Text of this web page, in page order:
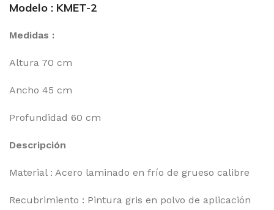
Modelo : KMET-2
Medidas :
Altura 70 cm
Ancho 45 cm
Profundidad 60 cm
Descripción
Material : Acero laminado en frío de grueso calibre
Recubrimiento : Pintura gris en polvo de aplicación